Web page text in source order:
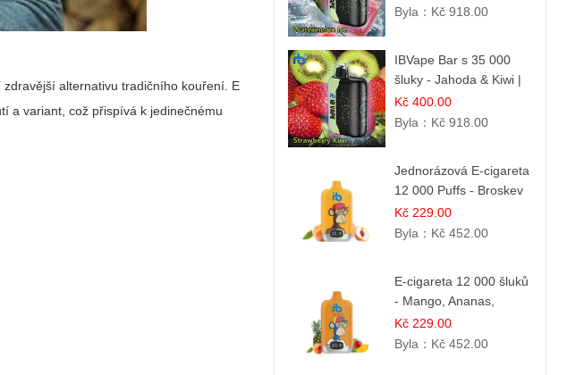
alternativu tradičního kouření. E
a variant, což přispívá k jedinečnému
Osvěžující letní příchuť
Byla： Kč 918.00
IBVape Bar s 35 000
šluky - Jahoda & Kiwi |
Osvěžující ovocná
směs
Kč 400.00
Byla： Kč 918.00
Jednorázová E-cigareta
12 000 Puffs - Broskev
& Ovocná Šťáva |
Osvěžující ovocná
Kč 229.00
Byla： Kč 452.00
E-cigareta 12 000 šluků
- Mango, Ananas,
Broskev | Tropická
ovocná směs
Kč 229.00
Byla： Kč 452.00